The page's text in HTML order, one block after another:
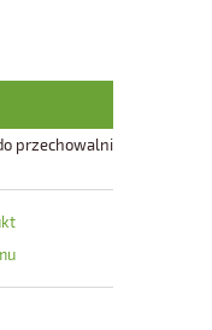
przechowalni